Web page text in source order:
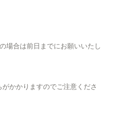
場合は前日までにお願いいたし
かかりますのでご注意くださ